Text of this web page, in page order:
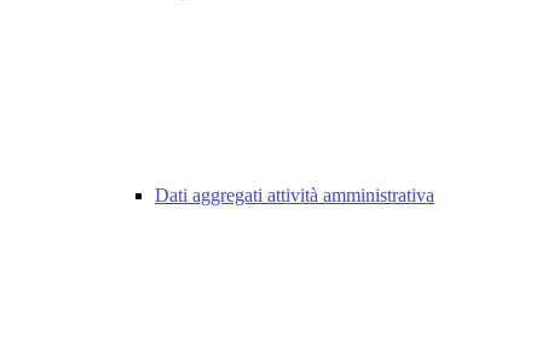
Dati aggregati attività amministrativa